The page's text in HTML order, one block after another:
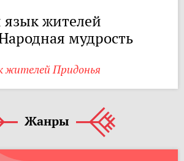
жителей
мудрость
жителей Придонья
Жанры